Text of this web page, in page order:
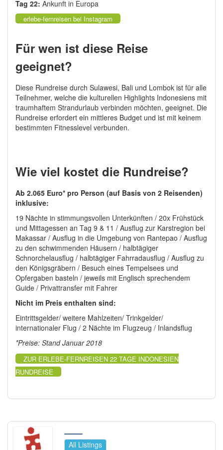
Tag 22: Ankunft in Europa
erlebe-fernreisen bei Instagram
Für wen ist diese Reise
geeignet?
Diese Rundreise durch Sulawesi, Bali und Lombok ist für alle
Teilnehmer, welche die kulturellen Highlights Indonesiens mit
traumhaftem Strandurlaub verbinden möchten, geeignet. Die
Rundreise erfordert ein mittleres Budget und ist mit keinem
bestimmten Fitnesslevel verbunden.
Wie viel kostet die Rundreise?
Ab 2.065 Euro* pro Person (auf Basis von 2 Reisenden)
inklusive:
19 Nächte in stimmungsvollen Unterkünften / 20x Frühstück
und Mittagessen an Tag 9 & 11 / Ausflug zur Karstregion bei
Makassar / Ausflug in die Umgebung von Rantepao / Ausflug
zu den schwimmenden Häusern / halbtägiger
Schnorchelausflug / halbtägiger Fahrradausflug / Ausflug zu
den Königsgräbern / Besuch eines Tempelsees und
Opfergaben basteln / jeweils mit Englisch sprechendem
Guide / Privattransfer mit Fahrer
Nicht im Preis enthalten sind:
Eintrittsgelder/ weitere Mahlzeiten/ Trinkgelder/
internationaler Flug / 2 Nächte im Flugzeug / Inlandsflug
*Preise: Stand Januar 2018
ZUR ERLEBE-FERNREISEN 22 TAGE INDONESIEN
RUNDREISE
All Listings